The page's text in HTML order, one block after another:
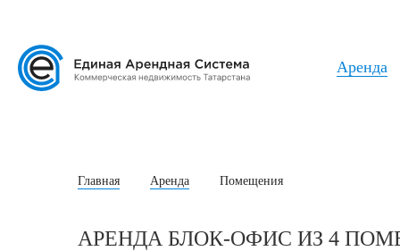
Аренда
Главная Аренда Помещения
АРЕНДА БЛОК-ОФИС ИЗ 4